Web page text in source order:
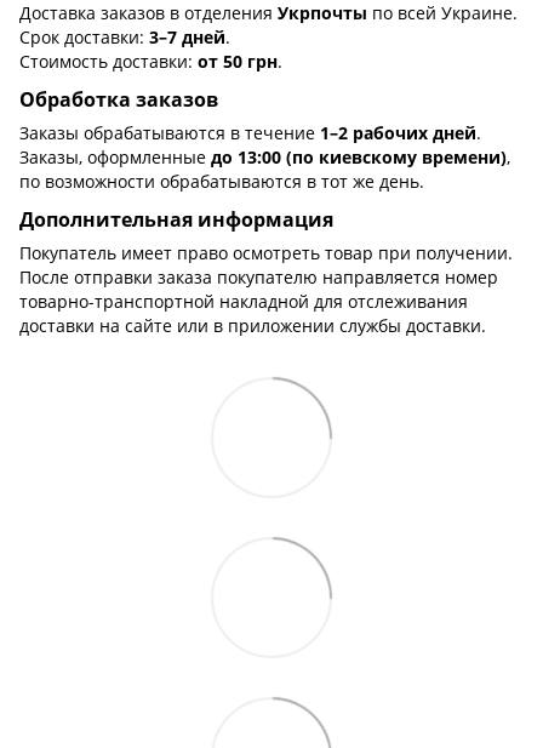
Доставка заказов в отделения Укрпочты по всей Украине.
Срок доставки: 3–7 дней.
Стоимость доставки: от 50 грн.
Обработка заказов
Заказы обрабатываются в течение 1–2 рабочих дней.
Заказы, оформленные до 13:00 (по киевскому времени),
по возможности обрабатываются в тот же день.
Дополнительная информация
Покупатель имеет право осмотреть товар при получении.
После отправки заказа покупателю направляется номер
товарно-транспортной накладной для отслеживания
доставки на сайте или в приложении службы доставки.